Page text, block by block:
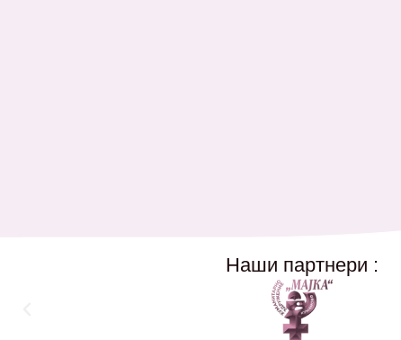
Наши партнери :